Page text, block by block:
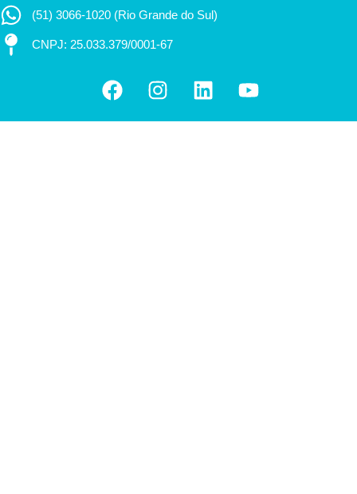
(51) 3066-1020 (Rio Grande do Sul)
CNPJ: 25.033.379/0001-67